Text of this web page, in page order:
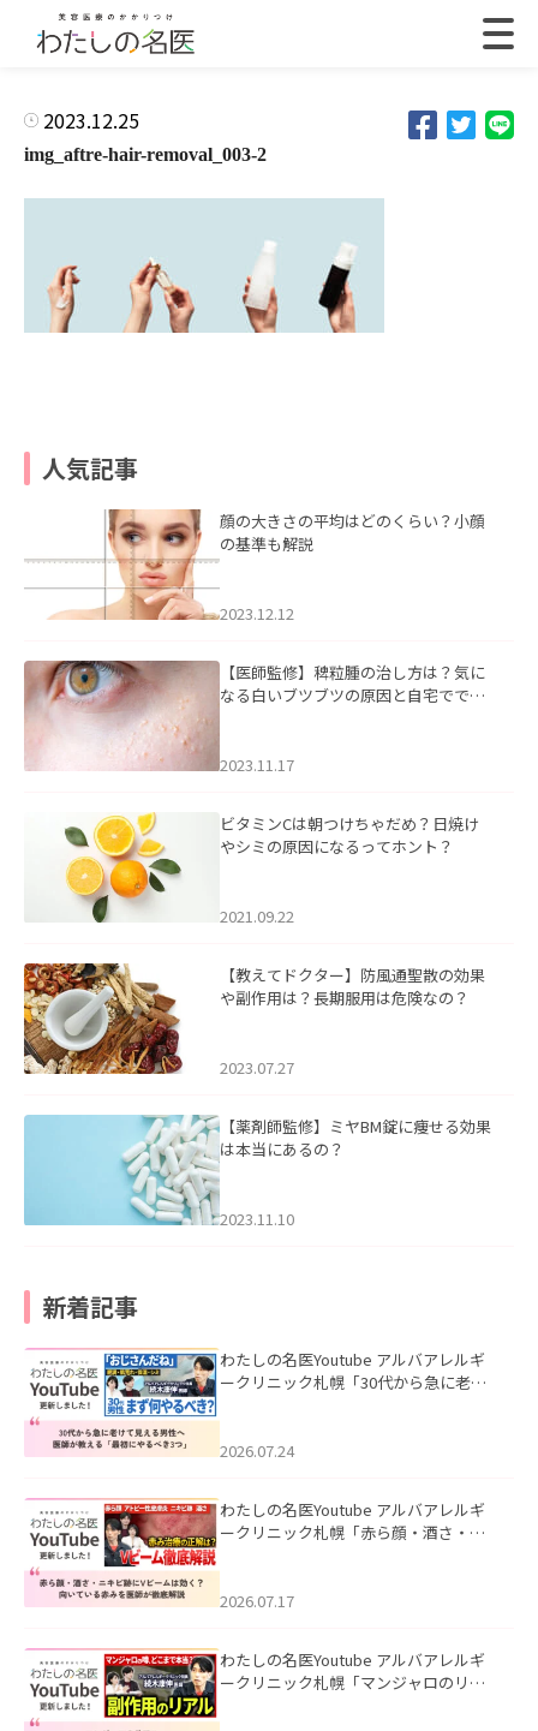
2023.12.25
img_aftre-hair-removal_003-2
人気記事
顔の大きさの平均はどのくらい？小顔
の基準も解説
2023.12.12
【医師監修】稗粒腫の治し方は？気に
なる白いブツブツの原因と自宅ででき
2023.11.17
ビタミンCは朝つけちゃだめ？日焼け
やシミの原因になるってホント？
2021.09.22
【教えてドクター】防風通聖散の効果
や副作用は？長期服用は危険なの？
2023.07.27
【薬剤師監修】ミヤBM錠に痩せる効果
は本当にあるの？
2023.11.10
新着記事
わたしの名医Youtube アルバアレルギ
ークリニック札幌「30代から急に老け
た。
2026.07.24
わたしの名医Youtube アルバアレルギ
ークリニック札幌「赤ら顔・酒さ・ニ
した。
2026.07.17
わたしの名医Youtube アルバアレルギ
ークリニック札幌「マンジャロのリア